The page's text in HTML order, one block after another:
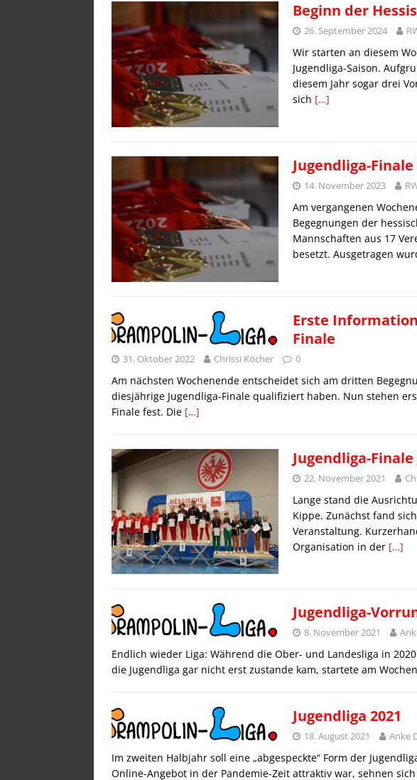
Beginn der
26. September 2024
Wir starten an diesem
Jugendliga-Saison.
diesem Jahr sogar drei
sich […]
Jugendliga-
14. November 2023
Am vergangenen
Begegnungen der
Mannschaften aus 17
besetzt. Ausgetragen
Erste
Finale
31. Oktober 2022 Chrissi Köcher 0
Am nächsten Wochenende entscheidet sich am dritten
diesjährige Jugendliga-Finale qualifiziert haben. Nun stehen
Finale fest. Die […]
Jugendliga-
22. November 2021
Lange stand die
Kippe. Zunächst fand
Veranstaltung.
Organisation in der […]
Jugendliga-
8. November 2021
Endlich wieder Liga: Während die Ober- und Landesliga in
die Jugendliga gar nicht erst zustande kam, startete am
Jugendliga 2021
18. August 2021 Anke
Im zweiten Halbjahr soll eine „abgespeckte“ Form der
Online-Angebot in der Pandemie-Zeit attraktiv war, sehnen